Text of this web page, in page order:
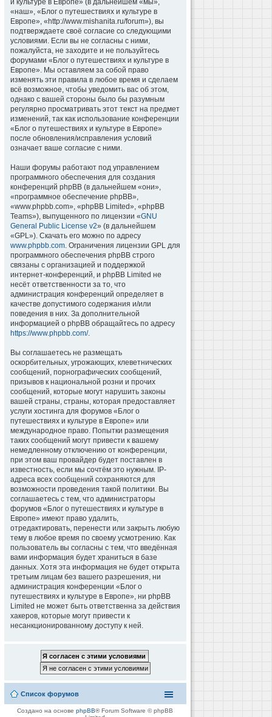
и культуре в Европе» (в дальнейшем «мы»,
«наш», «Блог о путешествиях и культуре в
Европе», «http://www.mishanita.ru/forum»), вы
подтверждаете своё согласие со следующими
условиями. Если вы не согласны с ними,
пожалуйста, не заходите и не пользуйтесь
форумами «Блог о путешествиях и культуре в
Европе». Мы оставляем за собой право
изменять эти правила в любое время и сделаем
всё возможное, чтобы уведомить вас об этом,
однако с вашей стороны было бы разумным
регулярно просматривать этот текст на предмет
изменений, так как использование конференции
«Блог о путешествиях и культуре в Европе»
после обновления/исправления условий
означает ваше согласие с ними.
Наши форумы работают под управлением
программного обеспечения для создания
конференций phpBB (в дальнейшем «они»,
«программное обеспечение phpBB»,
«www.phpbb.com», «phpBB Limited», «phpBB
Teams»), выпущенного по лицензии «GNU
General Public License v2» (в дальнейшем
«GPL»). Скачать его можно по адресу
www.phpbb.com. Ограничения лицензии GPL для
программного обеспечения phpBB строго
связаны с организацией и поддержкой
интернет-конференций, и phpBB Limited не
несёт ответственности за то, что
администрация конференций определяет в
качестве допустимого содержания и/или
поведения в них. За дополнительной
информацией о phpBB обращайтесь по адресу
https://www.phpbb.com/.
Вы соглашаетесь не размещать
оскорбительных, угрожающих, клеветнических
сообщений, порнографических сообщений,
призывов к национальной розни и прочих
сообщений, которые могут нарушить законы
вашей страны, страны, которая предоставляет
услуги хостинга для форумов «Блог о
путешествиях и культуре в Европе» или
международное право. Попытки размещения
таких сообщений могут привести к вашему
немедленному отключению от конференции,
при этом ваш провайдер будет поставлен в
известность, если мы сочтём это нужным. IP-
адреса всех сообщений сохраняются для
возможности проведения такой политики. Вы
соглашаетесь с тем, что администраторы
форумов «Блог о путешествиях и культуре в
Европе» имеют право удалить,
отредактировать, перенести или закрыть любую
тему в любое время по своему усмотрению. Как
пользователь вы согласны с тем, что введённая
вами информация будет храниться в базе
данных. Хотя эта информация не будет открыта
третьим лицам без вашего разрешения, ни
администрация конференции «Блог о
путешествиях и культуре в Европе», ни phpBB
Limited не может быть ответственна за действия
хакеров, которые могут привести к
несанкционированному доступу к ней.
Список форумов
Создано на основеphpBB® Forum Software © phpBB